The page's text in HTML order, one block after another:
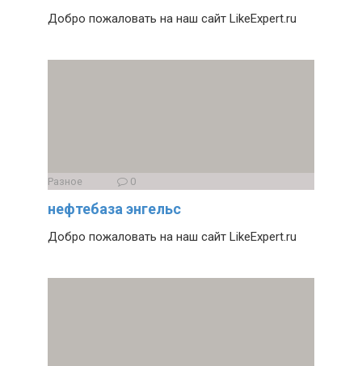
Добро пожаловать на наш сайт LikeExpert.ru
Разное 0
нефтебаза энгельс
Добро пожаловать на наш сайт LikeExpert.ru